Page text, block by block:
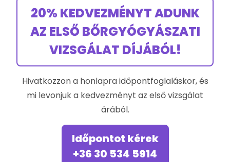
20% KEDVEZMÉNYT ADUNK
AZ ELSŐ BŐRGYÓGYÁSZATI
VIZSGÁLAT DÍJÁBÓL!
Hivatkozzon a honlapra időpontfoglaláskor, és
mi levonjuk a kedvezményt az első vizsgálat
árából.
Időpontot kérek
+36 30 534 5914